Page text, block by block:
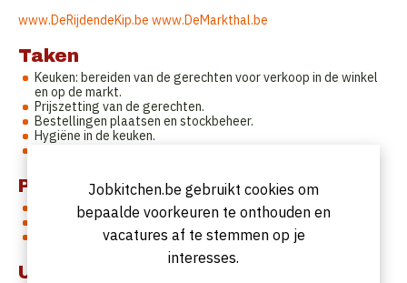
www.DeRijdendeKip.be www.DeMarkthal.be
Taken
Keuken: bereiden van de gerechten voor verkoop in de winkel
en op de markt.
Prijszetting van de gerechten.
Bestellingen plaatsen en stockbeheer.
Hygiëne in de keuken.
Profiel
Kok met ervaring
Traiteurervaring is een pluspunt
Leidinggevende
Uurrooster
Jobkitchen.be gebruikt cookies om
bepaalde voorkeuren te onthouden en
vacatures af te stemmen op je
interesses.